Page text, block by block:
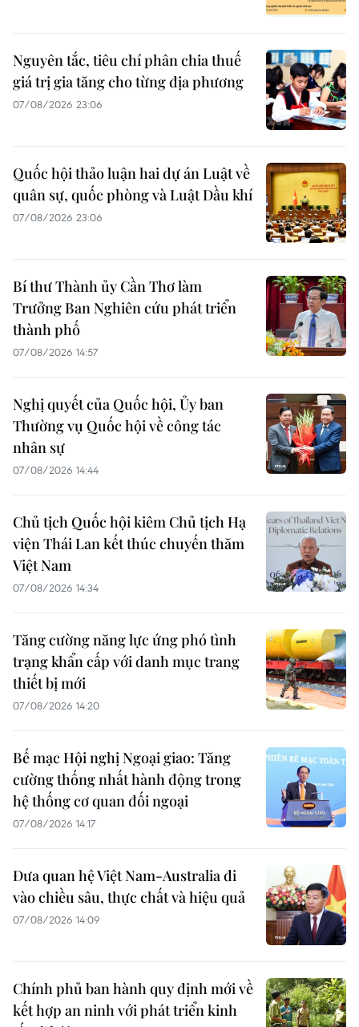
Nguyên tắc, tiêu chí phân chia thuế
giá trị gia tăng cho từng địa phương
07/08/2026 23:06
Quốc hội thảo luận hai dự án Luật về
quân sự, quốc phòng và Luật Dầu khí
07/08/2026 23:06
Bí thư Thành ủy Cần Thơ làm
Trưởng Ban Nghiên cứu phát triển
thành phố
07/08/2026 14:57
Nghị quyết của Quốc hội, Ủy ban
Thường vụ Quốc hội về công tác
nhân sự
07/08/2026 14:44
Chủ tịch Quốc hội kiêm Chủ tịch Hạ
viện Thái Lan kết thúc chuyến thăm
Việt Nam
07/08/2026 14:34
Tăng cường năng lực ứng phó tình
trạng khẩn cấp với danh mục trang
thiết bị mới
07/08/2026 14:20
Bế mạc Hội nghị Ngoại giao: Tăng
cường thống nhất hành động trong
hệ thống cơ quan đối ngoại
07/08/2026 14:17
Đưa quan hệ Việt Nam-Australia đi
vào chiều sâu, thực chất và hiệu quả
07/08/2026 14:09
Chính phủ ban hành quy định mới về
kết hợp an ninh với phát triển kinh